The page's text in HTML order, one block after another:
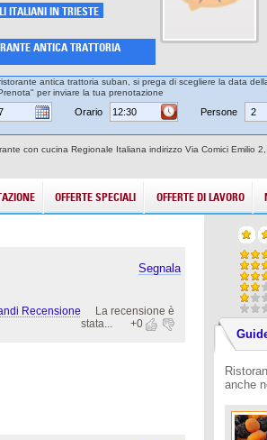
ITALIANI IN TRIESTE
ANTICA TRATTORIA
antica trattoria suban, si prega di scegliere la data
per inviare la tua prenotazione
Orario Persone
con cucina Regionale Italiana indirizzo Via Comici Emilio
OFFERTE SPECIALI OFFERTE DI LAVORO
Segnala
Recensione
La recensione è
stata...
+0
anche